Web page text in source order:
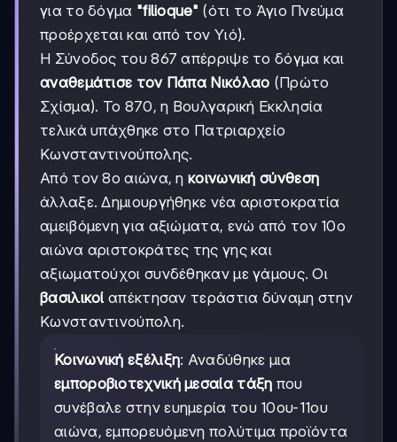
για το δόγμα "filioque" (ότι το Άγιο Πνεύμα
προέρχεται και από τον Υιό).
Η Σύνοδος του 867 απέρριψε το δόγμα και
αναθεμάτισε τον Πάπα Νικόλαο (Πρώτο
Σχίσμα). Το 870, η Βουλγαρική Εκκλησία
τελικά υπάχθηκε στο Πατριαρχείο
Κωνσταντινούπολης.
Από τον 8ο αιώνα, η κοινωνική σύνθεση
άλλαξε. Δημιουργήθηκε νέα αριστοκρατία
αμειβόμενη για αξιώματα, ενώ από τον 10ο
αιώνα αριστοκράτες της γης και
αξιωματούχοι συνδέθηκαν με γάμους. Οι
βασιλικοί απέκτησαν τεράστια δύναμη στην
Κωνσταντινούπολη.
Κοινωνική εξέλιξη: Αναδύθηκε μια
εμποροβιοτεχνική μεσαία τάξη που
συνέβαλε στην ευημερία του 10ου-11ου
αιώνα, εμπορευόμενη πολύτιμα προϊόντα